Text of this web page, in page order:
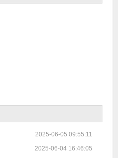
2025-06-05 09:55:11
2025-06-04 16:46:05